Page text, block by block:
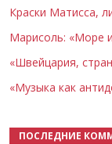
Краски Матисса,
Марисоль: «Море
«Швейцария,
«Музыка как
ПОСЛЕДНИЕ